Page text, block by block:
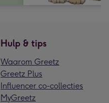
Hulp & tips
Waarom Greetz
Greetz Plus
Influencer co-collecties
MyGreetz